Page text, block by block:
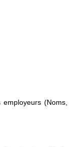
(Noms,